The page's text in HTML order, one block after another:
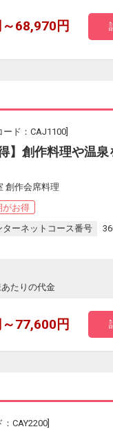
68,970円
ード：CAJ1100]
】創作料理や温
創作会席料理
がお得
ターネットコース番号
たりの代金
77,600円
CAY2200]